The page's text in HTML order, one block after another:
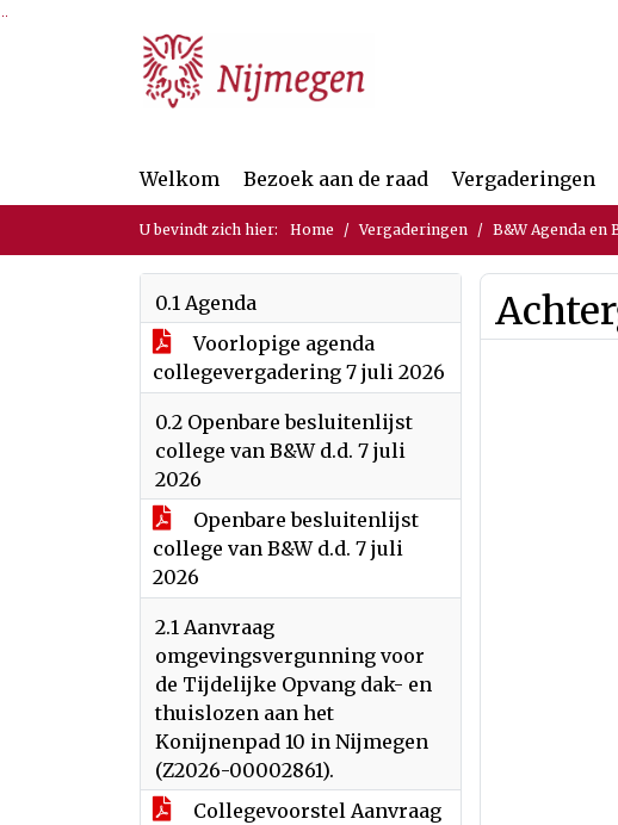
Ga naar de inhoud van deze pagina
Ga naar het zoeken
Ga naar het menu
Welkom Bezoek aan de raad Vergaderingen
U bevindt zich hier: Home Vergaderingen B&W Agenda en
0.1 Agenda
Voorlopige agenda
collegevergadering 7 juli 2026
0.2 Openbare besluitenlijst
college van B&W d.d. 7 juli
2026
Openbare besluitenlijst
college van B&W d.d. 7 juli
2026
2.1 Aanvraag
omgevingsvergunning voor
de Tijdelijke Opvang dak- en
thuislozen aan het
Konijnenpad 10 in Nijmegen
(Z2026-00002861).
Collegevoorstel Aanvraag